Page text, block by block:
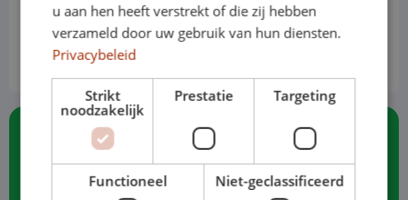
Preis basiert auf der Standardversion
von € 479
Standard 100% für unterwegs
u aan hen heeft verstrekt of die zij hebben
verzameld door uw gebruik van hun diensten.
Privacybeleid
Strikt
noodzakelijk
Prestatie Targeting
Functioneel Niet-geclassificeerd